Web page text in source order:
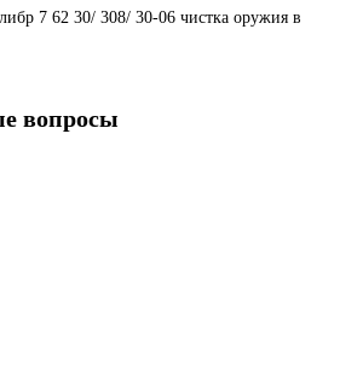
7 62 30/ 308/ 30-06 чистка оружия в
вопросы